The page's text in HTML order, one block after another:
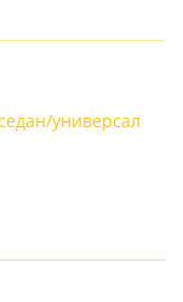
универсал